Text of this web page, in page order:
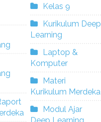
Kelas 9
Kurikulum Deep
Learning
Laptop &
Komputer
Materi
Kurikulum Merdeka
Modul Ajar